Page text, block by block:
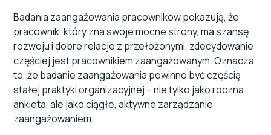
Badania zaangażowania pracowników pokazują, że
pracownik, który zna swoje mocne strony, ma szansę
rozwoju i dobre relacje z przełożonymi, zdecydowanie
częściej jest pracownikiem zaangażowanym. Oznacza
to, że badanie zaangażowania powinno być częścią
stałej praktyki organizacyjnej – nie tylko jako roczna
ankieta, ale jako ciągłe, aktywne zarządzanie
zaangażowaniem.